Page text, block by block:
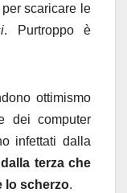
scaricare le
. Purtroppo è
ottimismo
dei computer
infettati dalla
dalla terza che
lo scherzo.